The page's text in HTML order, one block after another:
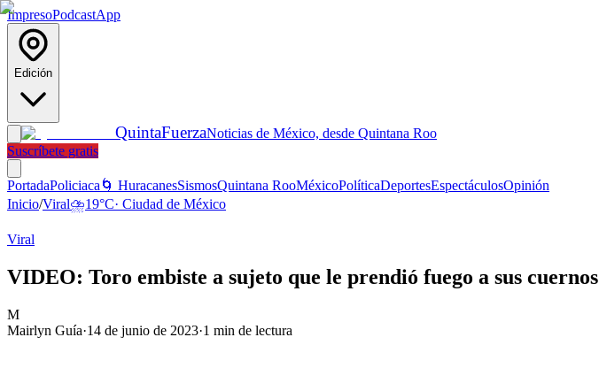
ImpresoPodcastApp
Edición
QuintaFuerzaNoticias de México, desde Quintana Roo
Suscríbete gratis
PortadaPoliciaca 🌀 HuracanesSismosQuintana RooMéxicoPolíticaDeportesEspectáculosOpinión
Inicio/Viral⛈️19°C· Ciudad de México
Viral
VIDEO: Toro embiste a sujeto que le prendió fuego a sus cuernos
M
Mairlyn Guía·14 de junio de 2023·1 min de lectura